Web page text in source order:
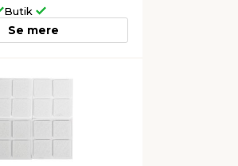
Butik
Se mere